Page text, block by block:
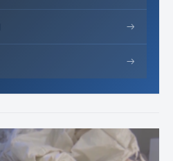
→
→